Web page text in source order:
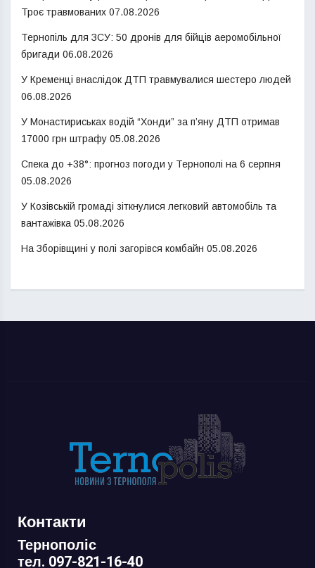
Троє травмованих 07.08.2026
Тернопіль для ЗСУ: 50 дронів для бійців аеромобільної
бригади 06.08.2026
У Кременці внаслідок ДТП травмувалися шестеро людей
06.08.2026
У Монастириськах водій “Хонди” за п’яну ДТП отримав
17000 грн штрафу 05.08.2026
Спека до +38°: прогноз погоди у Тернополі на 6 серпня
05.08.2026
У Козівській громаді зіткнулися легковий автомобіль та
вантажівка 05.08.2026
На Зборівщині у полі загорівся комбайн 05.08.2026
Контакти
Тернополіс
тел. 097-821-16-40